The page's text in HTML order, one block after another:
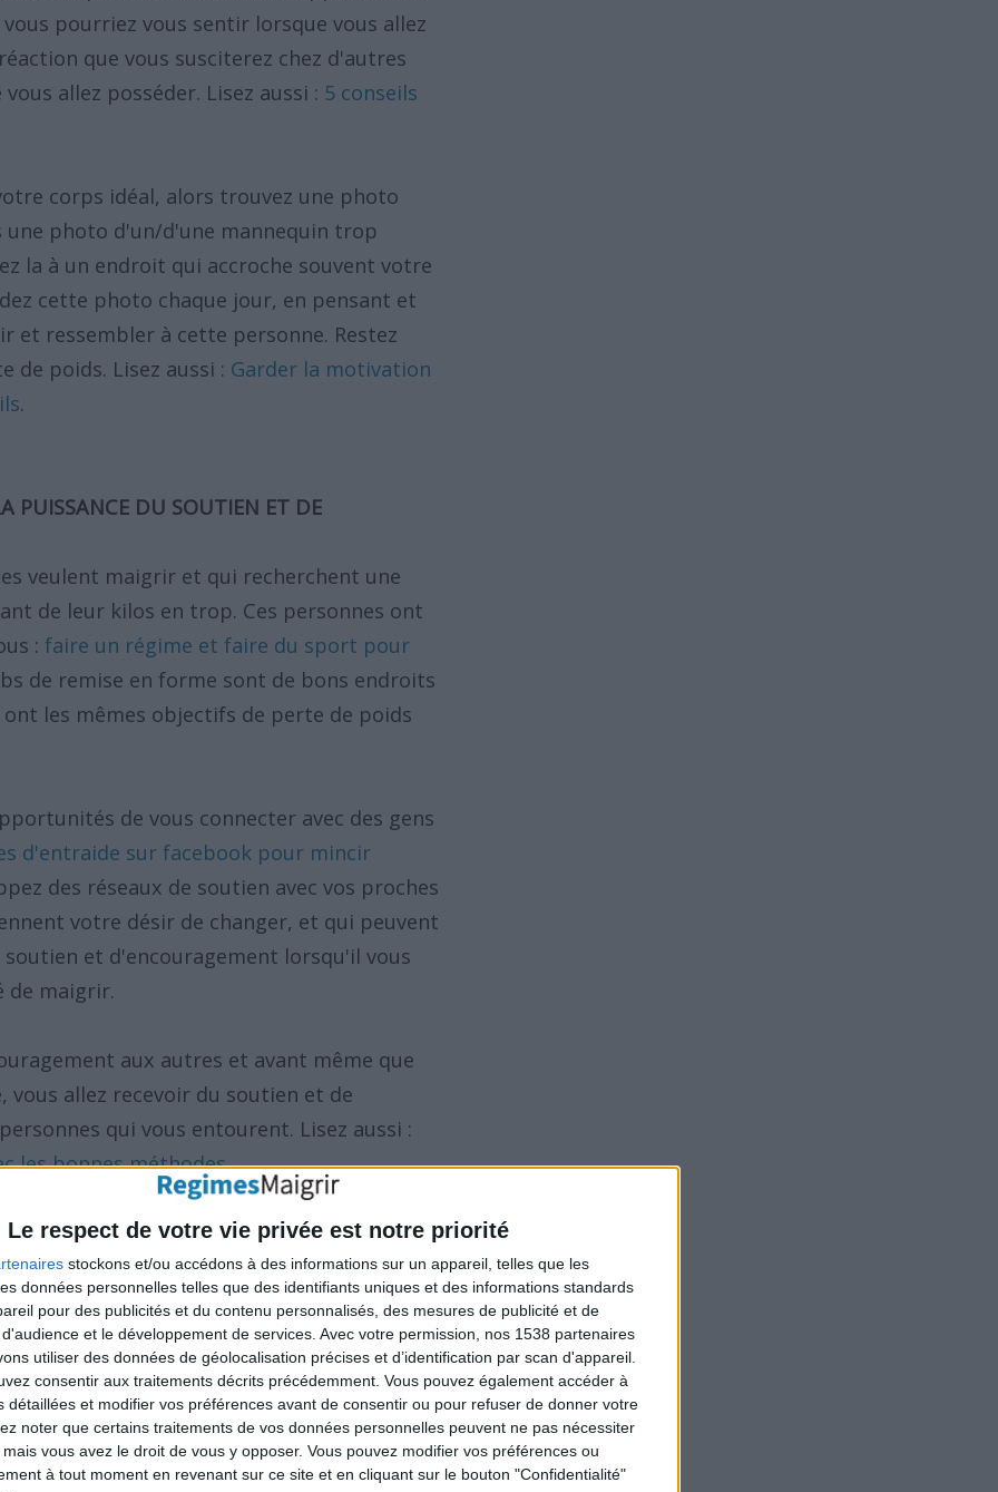
Le respect de votre vie privée est notre priorité
stockons et/ou accédons à des informations sur un appareil, telles que les
données personnelles telles que des identifiants uniques et des informations standards
pour des publicités et du contenu personnalisés, des mesures de publicité et de
et le développement de services. Avec votre permission, nos 1538 partenaires
utiliser des données de géolocalisation précises et d’identification par scan d'appareil.
consentir aux traitements décrits précédemment. Vous pouvez également accéder à
détaillées et modifier vos préférences avant de consentir ou pour refuser de donner votre
noter que certains traitements de vos données personnelles peuvent ne pas nécessiter
vous avez le droit de vous y opposer. Vous pouvez modifier vos préférences ou
à tout moment en revenant sur ce site et en cliquant sur le bouton "Confidentialité"
pourriez vous sentir lorsque vous allez
que vous susciterez chez d'autres
allez posséder. Lisez aussi : 5 conseils
corps idéal, alors trouvez une photo
une photo d'un/d'une mannequin trop
la à un endroit qui accroche souvent votre
cette photo chaque jour, en pensant et
et ressembler à cette personne. Restez
de poids. Lisez aussi : Garder la motivation
.
PUISSANCE DU SOUTIEN ET DE
veulent maigrir et qui recherchent une
de leur kilos en trop. Ces personnes ont
: faire un régime et faire du sport pour
de remise en forme sont de bons endroits
les mêmes objectifs de perte de poids
de vous connecter avec des gens
d'entraide sur facebook pour mincir
des réseaux de soutien avec vos proches
votre désir de changer, et qui peuvent
et d'encouragement lorsqu'il vous
de maigrir.
aux autres et avant même que
vous allez recevoir du soutien et de
qui vous entourent. Lisez aussi :
les bonnes méthodes.
POSITIVE (RECADRAGE)
naturellement positive. Peut-être
un verre à moitié vide. Prenez du
positifs (comme celui que vous lisez
de l'attitude mentale positive prêchent